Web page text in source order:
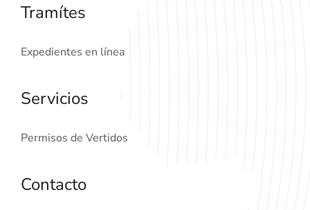
Tramítes
Expedientes en línea
Servicios
Permisos de Vertidos
Contacto